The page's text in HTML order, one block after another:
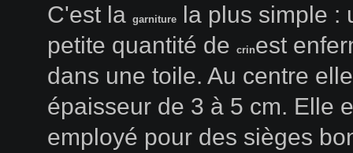
C'est la garniture
la plus simple :
petite quantité de crinest
dans une toile. Au centre
épaisseur de 3 à 5 cm. Elle
employé pour des sièges